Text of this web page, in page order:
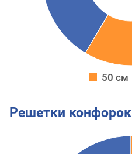
50 см
Решетки конфорок